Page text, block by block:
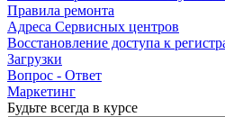
Правила ремонта
Адреса Сервисных центров
Восстановление доступа к
Загрузки
Вопрос - Ответ
Маркетинг
Будьте всегда в курсе